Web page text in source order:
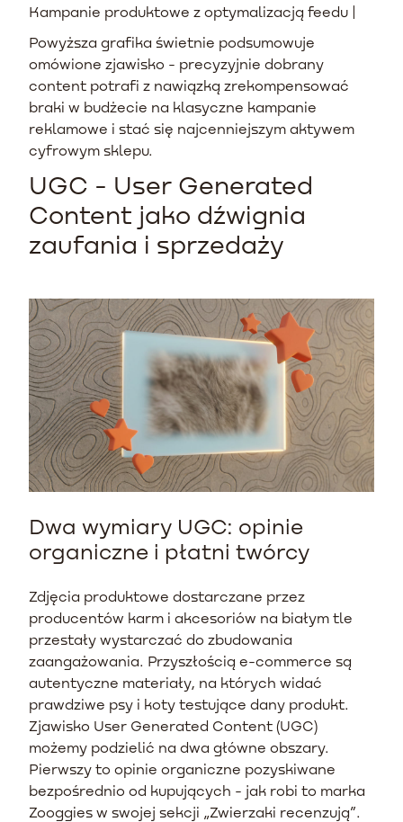
Kampanie produktowe z optymalizacją feedu |
Powyższa grafika świetnie podsumowuje
omówione zjawisko - precyzyjnie dobrany
content potrafi z nawiązką zrekompensować
braki w budżecie na klasyczne kampanie
reklamowe i stać się najcenniejszym aktywem
cyfrowym sklepu.
UGC - User Generated
Content jako dźwignia
zaufania i sprzedaży
Dwa wymiary UGC: opinie
organiczne i płatni twórcy
Zdjęcia produktowe dostarczane przez
producentów karm i akcesoriów na białym tle
przestały wystarczać do zbudowania
zaangażowania. Przyszłością e-commerce są
autentyczne materiały, na których widać
prawdziwe psy i koty testujące dany produkt.
Zjawisko User Generated Content (UGC)
możemy podzielić na dwa główne obszary.
Pierwszy to opinie organiczne pozyskiwane
bezpośrednio od kupujących - jak robi to marka
Zooggies w swojej sekcji „Zwierzaki recenzują”.